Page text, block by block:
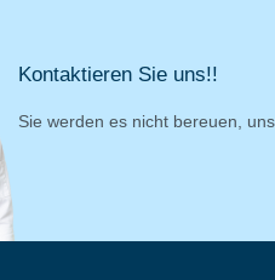
Kontaktieren Sie uns!!
Sie werden es nicht bereuen,